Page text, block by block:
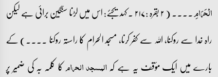
الۡحَرَامِ
۔۔۔۔ ( ۲ بقرہ :۲۱۷ ۔ کہدیجئے: اس میں لڑنا سنگین برائی ہے لیکن
راہ خدا سے روکنا، اللہ سے کفر کرنا، مسجد الحرام کا راستہ روکنا ۔۔۔۔) کے
بارے میں ایک مؤقف یہ ہے کہالمسجد الحرامکا کلمہ بہ کی ضمیر پر